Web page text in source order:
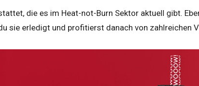
die es im Heat-not-Burn Sektor aktuell gibt.
sie erledigt und profitierst danach von zahlreichen